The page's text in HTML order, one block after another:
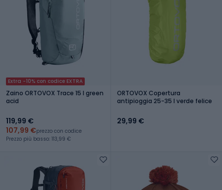
Extra -10% con codice EXTRA
Zaino ORTOVOX Trace 15 l green
acid
119,99 €
107,99 €prezzo con codice
Prezzo più basso: 113,99 €
ORTOVOX Copertura
antipioggia 25-35 l verde felice
29,99 €